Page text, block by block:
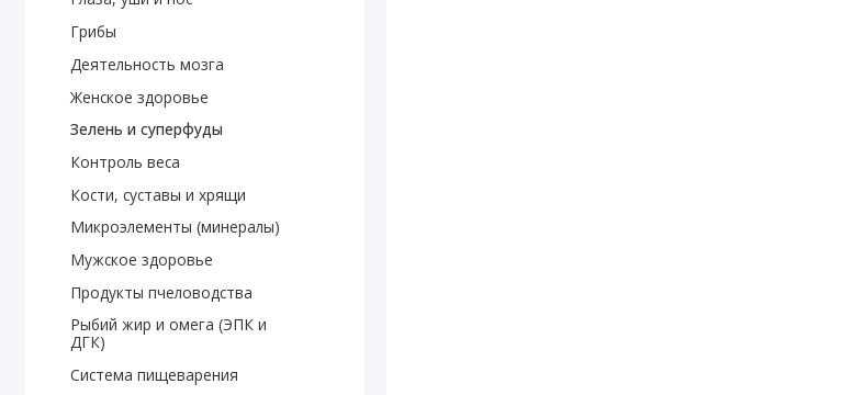
Грибы
Деятельность мозга
Женское здоровье
Зелень и суперфуды
Контроль веса
Кости, суставы и хрящи
Микроэлементы (минералы)
Мужское здоровье
Продукты пчеловодства
Рыбий жир и омега (ЭПК и
ДГК)
Система пищеварения